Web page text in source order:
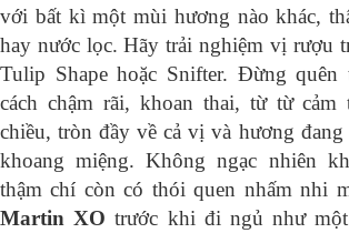
với bất kì một mùi hương nào khác,
hay nước lọc. Hãy trải nghiệm vị rượu
Tulip Shape hoặc Snifter. Đừng quên
cách chậm rãi, khoan thai, từ từ
chiều, tròn đầy về cả vị và hương đang
khoang miệng. Không ngạc nhiên
thậm chí còn có thói quen nhấm nhi
Martin XO trước khi đi ngủ như